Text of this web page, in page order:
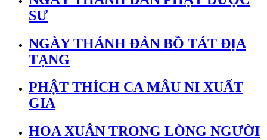
SƯ
NGÀY THÁNH ĐẢN BỒ TÁT ĐỊA
TẠNG
PHẬT THÍCH CA MÂU NI XUẤT
GIA
HOA XUÂN TRONG LÒNG NGƯỜI